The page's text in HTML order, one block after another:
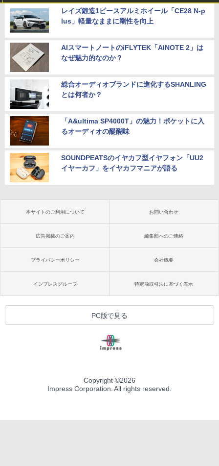
レイズ鍛造1ピースアルミホイール「CE28 N-p
lus」軽量なままに剛性を向上
AIスマートノートのiFLYTEK「AINOTE 2」は
なぜ魅力的なのか？
総合オーディオブランドに進化するSHANLING
とは何者か？
「A&ultima SP4000T」の魅力！ポケットに入
るオーディオの醍醐味
SOUNDPEATSのイヤカフ型イヤフォン「UU2
イヤーカフ」をイヤカフマニアが語る
本サイトのご利用について お問い合わせ
広告掲載のご案内 編集部へのご連絡
プライバシーポリシー 会社概要
インプレスグループ 特定商取引法に基づく表示
PC版で見る
Copyright ©2026
Impress Corporation. All rights reserved.